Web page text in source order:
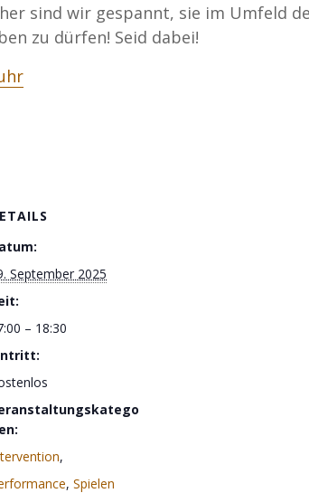
sind wir gespannt, sie im Umfeld
zu dürfen! Seid dabei!
September 2025
– 18:30
,
,Spielen